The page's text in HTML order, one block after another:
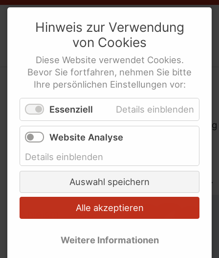
Weibernetze.V.
Politische Interes­sen­ver­tre­tung
behinderte Frauen
Themenübersicht
Als bundesweite politische Interessenvertretung
behinderter Frauen nimmt das Weibernetz
Stellung zu den verschiedensten Themen aus
der Behinderten- und Frauenpolitik. Hier finden
Sie Informationen zu einigen wichtigen Themen.
Schlagworte überspringen
Ableism AGG
Armut
Hinweis zur Verwendung
von Cookies
Diese Website verwendet Cookies.
Bevor Sie fortfahren, nehmen Sie bitte
Ihre persönlichen Einstellungen vor:
Essenziell Details einblenden
Website Analyse
Details einblenden
Auswahl speichern
Alle akzeptieren
Weitere Informationen